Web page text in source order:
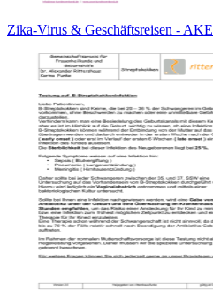
Zika-Virus & Geschäftsreisen - AKE